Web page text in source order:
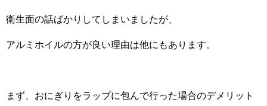
衛生面の話ばかりしてしまいましたが、
アルミホイルの方が良い理由は他にもあります。
まず、おにぎりをラップに包んで行った場合のデメリット